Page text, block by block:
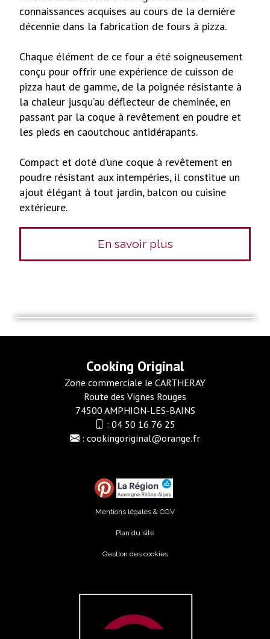
connaissances acquises au cours de la dernière
décennie dans la fabrication de fours à pizza.
Chaque élément de ce four a été soigneusement
conçu pour offrir une expérience de cuisson de
pizza haut de gamme, de la poignée résistante à
la chaleur jusqu’au déflecteur de cheminée, en
passant par la coque à revêtement en poudre et
les pieds en caoutchouc antidérapants.
Compact et doté d’une coque à revêtement en
poudre résistant aux intempéries, il constitue un
ajout élégant à tout jardin, balcon ou cuisine
extérieure.
En savoir plus
Cooking Original
Zone commerciale le CARTHERAY
Route des Vignes Rouges
74500 AMPHION-LES-BAINS
: 04 50 16 76 25
: cookingoriginal@orange.fr
Mentions légales & CGV
Plan du site
Gestion des cookies